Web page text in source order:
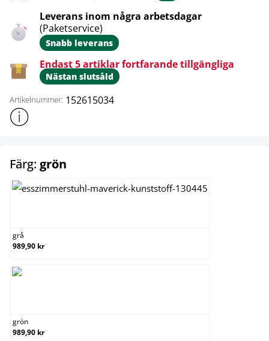
Leverans inom några arbetsdagar
(Paketservice)
Snabb leverans
Endast 5 artiklar fortfarande tillgängliga
Nästan slutsåld
Artikelnummer: 152615034
Visa mer produktinformation
Färg: grön
grå
989,90 kr
grön
989,90 kr